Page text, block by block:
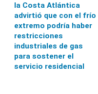
la Costa Atlántica
advirtió que con el frío
extremo podría haber
restricciones
industriales de gas
para sostener el
servicio residencial